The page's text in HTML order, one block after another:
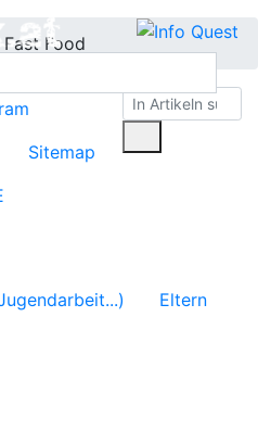
Fast Food
Sitemap
Eltern